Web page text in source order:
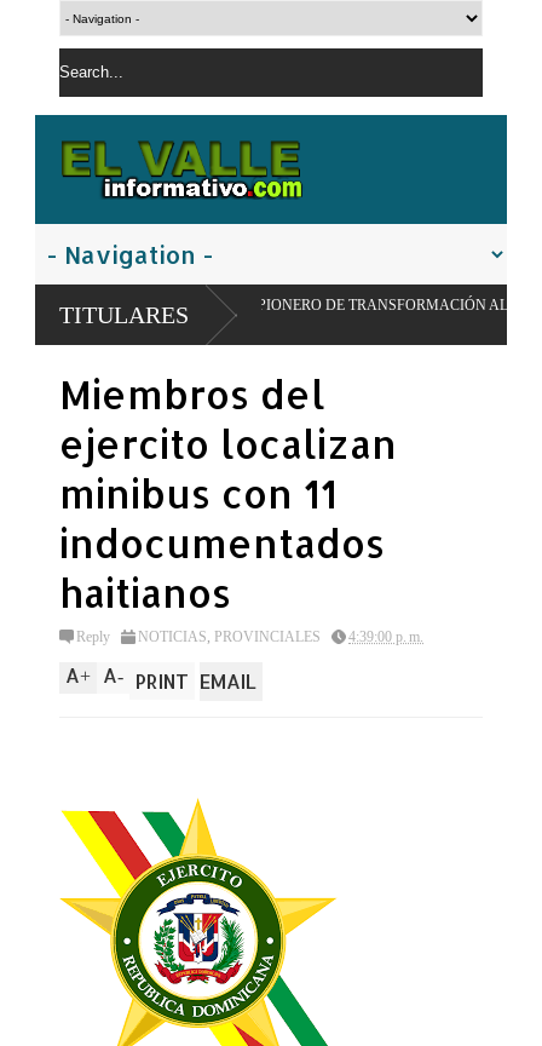
TITULARES
MODELO PIONERO DE TRANSFORMACIÓN ALIMENTARIA Y REDES
Miembros del
ejercito localizan
minibus con 11
indocumentados
haitianos
Reply NOTICIAS, PROVINCIALES 4:39:00 p. m.
A+ A- PRINT EMAIL